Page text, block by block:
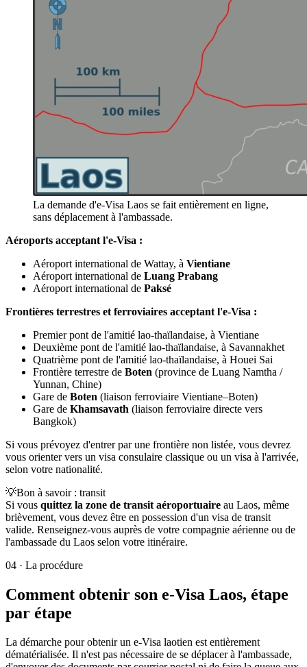
La demande d'e-Visa Laos se fait entièrement en ligne,
sans déplacement à l'ambassade.
Aéroports acceptant l'e-Visa :
Aéroport international de Wattay, à Vientiane
Aéroport international de Luang Prabang
Aéroport international de Paksé
Frontières terrestres et ferroviaires acceptant l'e-Visa :
Premier pont de l'amitié lao-thaïlandaise, à Vientiane
Deuxième pont de l'amitié lao-thaïlandaise, à Savannakhet
Quatrième pont de l'amitié lao-thaïlandaise, à Houei Sai
Frontière terrestre de Boten (province de Luang Namtha /
Yunnan, Chine)
Gare de Boten (liaison ferroviaire Vientiane–Boten)
Gare de Khamsavath (liaison ferroviaire directe vers
Bangkok)
Si vous prévoyez d'entrer par une frontière non listée, vous devrez
vous orienter vers un visa consulaire classique ou un visa à l'arrivée,
selon votre nationalité.
💡Bon à savoir : transit
Si vous quittez la zone de transit aéroportuaire au Laos, même
brièvement, vous devez être en possession d'un visa de transit
valide. Renseignez-vous auprès de votre compagnie aérienne ou de
l'ambassade du Laos selon votre itinéraire.
04 · La procédure
Comment obtenir son e-Visa Laos, étape
par étape
La démarche pour obtenir un e-Visa laotien est entièrement
dématérialisée. Il n'est pas nécessaire de se déplacer à l'ambassade,